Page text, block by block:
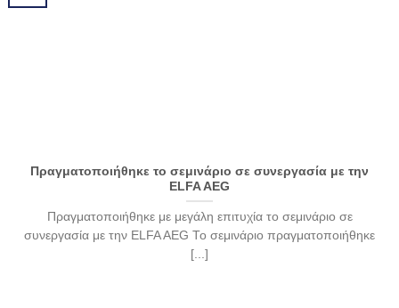
Πραγματοποιήθηκε το σεμινάριο σε συνεργασία με την
ELFA AEG
Πραγματοποιήθηκε με μεγάλη επιτυχία το σεμινάριο σε
συνεργασία με την ELFA AEG Το σεμινάριο πραγματοποιήθηκε
[...]